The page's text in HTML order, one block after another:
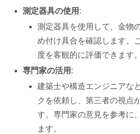
測定器具の使用 :
測定器具を使用して、金物
め付け具合を確認します。
度を客観的に評価できます。
専門家の活用 :
建築士や構造エンジニアな
クを依頼し、第三者の視点
す。専門家の意見を参考に
ます。